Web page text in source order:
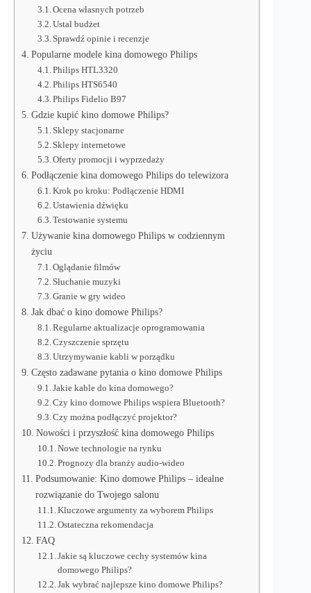
Ocena własnych potrzeb
Ustal budżet
Sprawdź opinie i recenzje
Popularne modele kina domowego Philips
Philips HTL3320
Philips HTS6540
Philips Fidelio B97
Gdzie kupić kino domowe Philips?
Sklepy stacjonarne
Sklepy internetowe
Oferty promocji i wyprzedaży
Podłączenie kina domowego Philips do telewizora
Krok po kroku: Podłączenie HDMI
Ustawienia dźwięku
Testowanie systemu
Używanie kina domowego Philips w codziennym
życiu
Oglądanie filmów
Słuchanie muzyki
Granie w gry wideo
Jak dbać o kino domowe Philips?
Regularne aktualizacje oprogramowania
Czyszczenie sprzętu
Utrzymywanie kabli w porządku
Często zadawane pytania o kino domowe Philips
Jakie kable do kina domowego?
Czy kino domowe Philips wspiera Bluetooth?
Czy można podłączyć projektor?
Nowości i przyszłość kina domowego Philips
Nowe technologie na rynku
Prognozy dla branży audio-wideo
Podsumowanie: Kino domowe Philips – idealne
rozwiązanie do Twojego salonu
Kluczowe argumenty za wyborem Philips
Ostateczna rekomendacja
FAQ
Jakie są kluczowe cechy systemów kina
domowego Philips?
Jak wybrać najlepsze kino domowe Philips?